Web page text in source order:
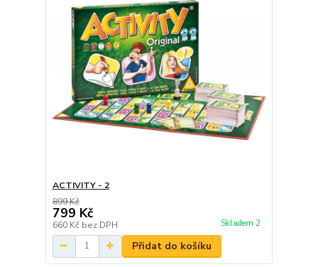
ACTIVITY - 2
899 Kč
799 Kč
660 Kč bez DPH Skladem 2
Přidat do košíku